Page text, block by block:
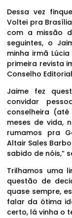
Dessa vez
Voltei pra
com a missão
seguintes, o
minha irmã
primeira revista
Conselho
Jaime fez
convidar
conselheira
meses de vida,
rumamos pra
Altair Sales
sabido de nóis,”
Trilhamos uma
questão de
quase sempre,
falar da ótima
certo, lá vinha o